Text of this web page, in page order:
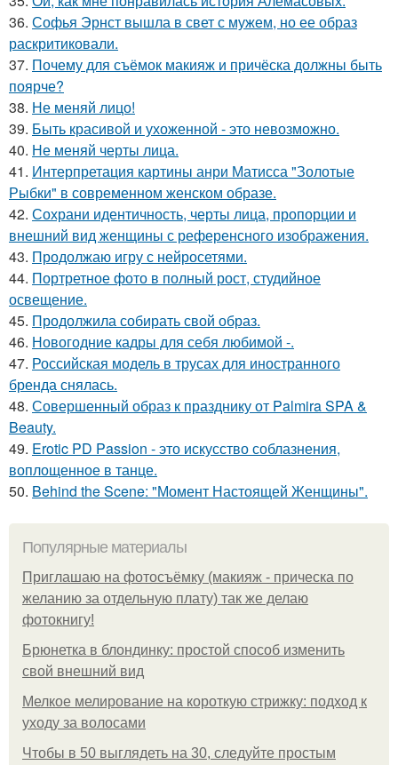
36. Софья Эрнст вышла в свет с мужем, но ее образ
раскритиковали.
37. Почему для съёмок макияж и причёска должны быть
поярче?
38. Не меняй лицо!
39. Быть красивой и ухоженной - это невозможно.
40. Не меняй черты лица.
41. Интерпретация картины анри Матисса "Золотые
Рыбки" в современном женском образе.
42. Сохрани идентичность, черты лица, пропорции и
внешний вид женщины с референсного изображения.
43. Продолжаю игру с нейросетями.
44. Портретное фото в полный рост, студийное
освещение.
45. Продолжила собирать свой образ.
46. Новогодние кадры для себя любимой -.
47. Российская модель в трусах для иностранного
бренда снялась.
48. Совершенный образ к празднику от Palmira SPA &
Beauty.
49. Erotic PD Passion - это искусство соблазнения,
воплощенное в танце.
50. Behind the Scene: "Момент Настоящей Женщины".
Популярные материалы
Приглашаю на фотосъёмку (макияж - прическа по
желанию за отдельную плату) так же делаю
фотокнигу!
Брюнетка в блондинку: простой способ изменить
свой внешний вид
Мелкое мелирование на короткую стрижку: подход к
уходу за волосами
Чтобы в 50 выглядеть на 30, следуйте простым